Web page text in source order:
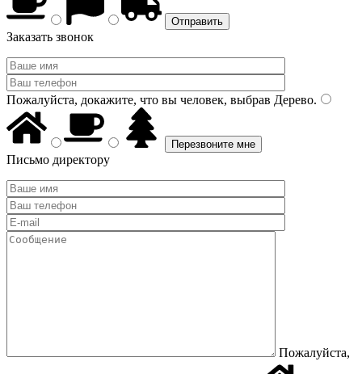
Заказать звонок
Пожалуйста, докажите, что вы человек, выбрав Дерево.
Письмо директору
Пожалуйста,